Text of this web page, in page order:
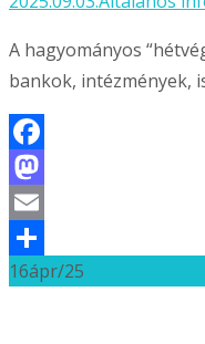
A hagyományos
bankok, intézmények,
Facebook
Mastodon
Email
Ossza
16ápr/25